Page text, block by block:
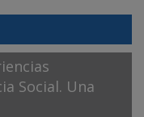
Social. Una